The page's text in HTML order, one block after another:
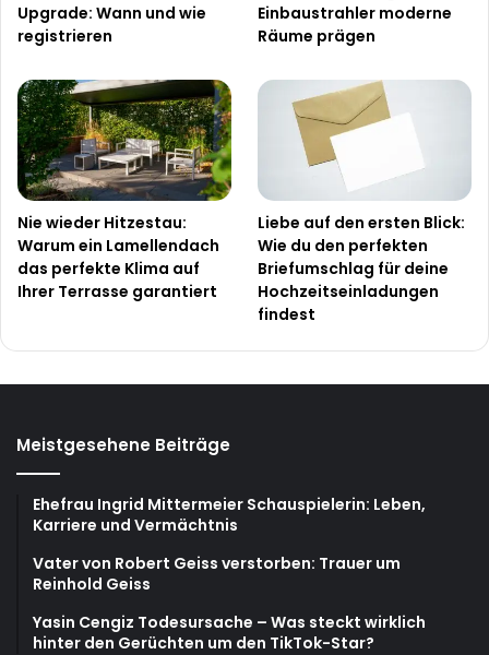
Upgrade: Wann und wie
registrieren
Einbaustrahler moderne
Räume prägen
Nie wieder Hitzestau:
Warum ein Lamellendach
das perfekte Klima auf
Ihrer Terrasse garantiert
Liebe auf den ersten Blick:
Wie du den perfekten
Briefumschlag für deine
Hochzeitseinladungen
findest
Meistgesehene Beiträge
Ehefrau Ingrid Mittermeier Schauspielerin: Leben,
Karriere und Vermächtnis
Vater von Robert Geiss verstorben: Trauer um
Reinhold Geiss
Yasin Cengiz Todesursache – Was steckt wirklich
hinter den Gerüchten um den TikTok-Star?